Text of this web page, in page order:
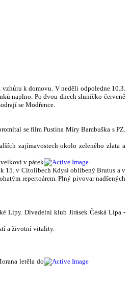
vzhůru k domovu. V neděli odpoledne 10.3.
naplno. Po dvou dnech sluníčko červeně
se Modřence.
se film Pustina Míry Bambuška s PZ.
zajímavostech okolo zeleného zlata a
v pátek
15. v Cítolibech Kdysi oblíbený Brutus a v
repertoárem. Plný pivovar nadšených
Lípy. Divadelní klub Jirásek Česká Lípa -
a životní vitality.
letěla do